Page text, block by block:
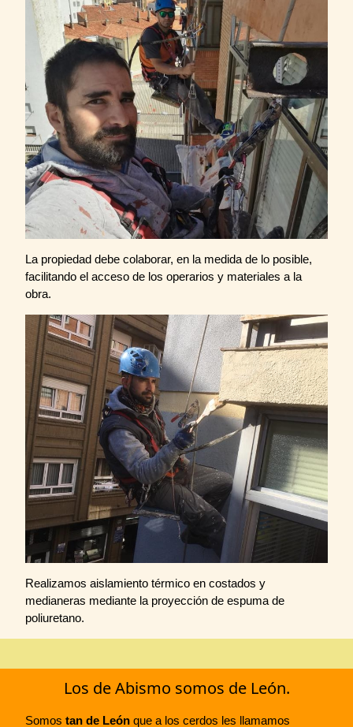
La propiedad debe colaborar, en la medida de lo posible,
facilitando el acceso de los operarios y materiales a la
obra.
Realizamos aislamiento térmico en costados y
medianeras mediante la proyección de espuma de
poliuretano.
Los de Abismo somos de León.
Somos tan de León que a los cerdos les llamamos